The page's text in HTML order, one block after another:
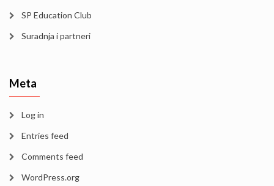
SP Education Club
Suradnja i partneri
Meta
Log in
Entries feed
Comments feed
WordPress.org